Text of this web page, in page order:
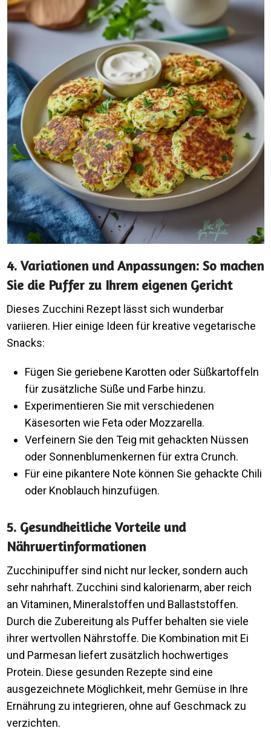
4. Variationen und Anpassungen: So machen
Sie die Puffer zu Ihrem eigenen Gericht
Dieses Zucchini Rezept lässt sich wunderbar
variieren. Hier einige Ideen für kreative vegetarische
Snacks:
Fügen Sie geriebene Karotten oder Süßkartoffeln
für zusätzliche Süße und Farbe hinzu.
Experimentieren Sie mit verschiedenen
Käsesorten wie Feta oder Mozzarella.
Verfeinern Sie den Teig mit gehackten Nüssen
oder Sonnenblumenkernen für extra Crunch.
Für eine pikantere Note können Sie gehackte Chili
oder Knoblauch hinzufügen.
5. Gesundheitliche Vorteile und
Nährwertinformationen
Zucchinipuffer sind nicht nur lecker, sondern auch
sehr nahrhaft. Zucchini sind kalorienarm, aber reich
an Vitaminen, Mineralstoffen und Ballaststoffen.
Durch die Zubereitung als Puffer behalten sie viele
ihrer wertvollen Nährstoffe. Die Kombination mit Ei
und Parmesan liefert zusätzlich hochwertiges
Protein. Diese gesunden Rezepte sind eine
ausgezeichnete Möglichkeit, mehr Gemüse in Ihre
Ernährung zu integrieren, ohne auf Geschmack zu
verzichten.